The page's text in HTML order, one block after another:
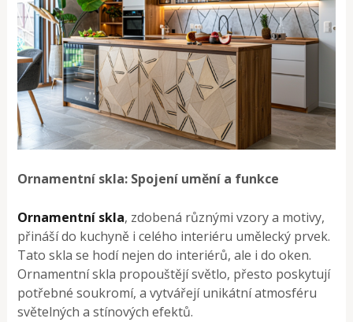
Ornamentní skla: Spojení umění a funkce
Ornamentní skla, zdobená různými vzory a motivy,
přináší do kuchyně i celého interiéru umělecký prvek.
Tato skla se hodí nejen do interiérů, ale i do oken.
Ornamentní skla propouštějí světlo, přesto poskytují
potřebné soukromí, a vytvářejí unikátní atmosféru
světelných a stínových efektů.